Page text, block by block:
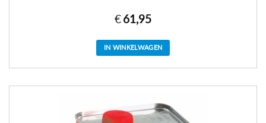
€61,95
IN WINKELWAGEN